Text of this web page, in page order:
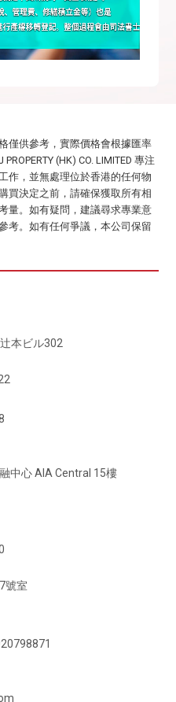
僅供參考，實際價格會根據匯率
(HK) CO. LIMITED 專注
作，並無處理位於香港的任何物
買決定之前，請確保獲取所有相
量。如有疑問，建議尋求專業意
考。如有任何爭議，本公司保留
本ビル302
中心 AIA Central 15樓
號室